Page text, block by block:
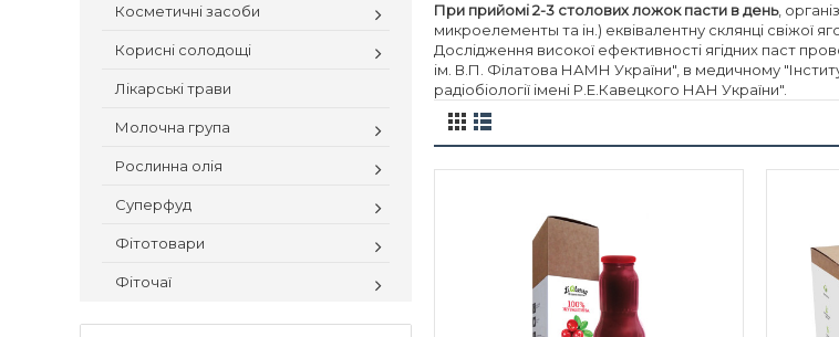
Косметичні засоби
Корисні солодощі
Лікарські трави
Молочна група
Рослинна олія
Суперфуд
Фітотовари
Фіточаї
При прийомі 2-3 столових ложок пасти в день,
микроелементы та ін.) еквівалентну склянці свіжої
Дослідження високої ефективності ягідних паст
ім. В.П. Філатова НАМН України", в медичному
радіобіології імені Р.Е.Кавецкого НАН України".